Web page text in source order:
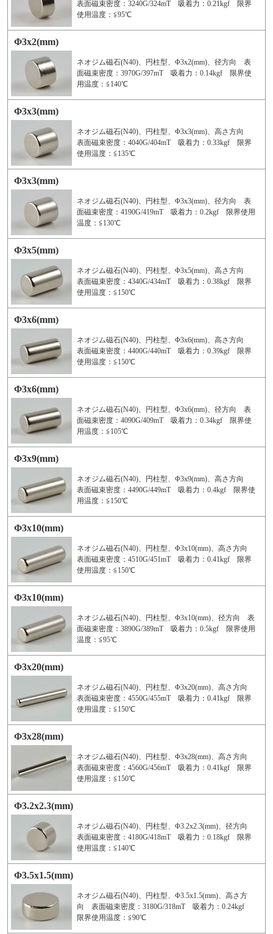
表面磁束密度：3240G/324mT 吸着力：0.21kgf 限界
使用温度：≦95℃
Φ3x2(mm)
ネオジム磁石(N40)、円柱型、Φ3x2(mm)、径方向 表
面磁束密度：3970G/397mT 吸着力：0.14kgf 限界使
用温度：≦140℃
Φ3x3(mm)
ネオジム磁石(N40)、円柱型、Φ3x3(mm)、高さ方向
表面磁束密度：4040G/404mT 吸着力：0.33kgf 限界
使用温度：≦135℃
Φ3x3(mm)
ネオジム磁石(N40)、円柱型、Φ3x3(mm)、径方向 表
面磁束密度：4190G/419mT 吸着力：0.2kgf 限界使用
温度：≦130℃
Φ3x5(mm)
ネオジム磁石(N40)、円柱型、Φ3x5(mm)、高さ方向
表面磁束密度：4340G/434mT 吸着力：0.38kgf 限界
使用温度：≦150℃
Φ3x6(mm)
ネオジム磁石(N40)、円柱型、Φ3x6(mm)、高さ方向
表面磁束密度：4400G/440mT 吸着力：0.39kgf 限界
使用温度：≦150℃
Φ3x6(mm)
ネオジム磁石(N40)、円柱型、Φ3x6(mm)、径方向 表
面磁束密度：4090G/409mT 吸着力：0.34kgf 限界使
用温度：≦105℃
Φ3x9(mm)
ネオジム磁石(N40)、円柱型、Φ3x9(mm)、高さ方向
表面磁束密度：4490G/449mT 吸着力：0.4kgf 限界使
用温度：≦150℃
Φ3x10(mm)
ネオジム磁石(N40)、円柱型、Φ3x10(mm)、高さ方向
表面磁束密度：4510G/451mT 吸着力：0.41kgf 限界
使用温度：≦150℃
Φ3x10(mm)
ネオジム磁石(N40)、円柱型、Φ3x10(mm)、径方向 表
面磁束密度：3890G/389mT 吸着力：0.5kgf 限界使用
温度：≦95℃
Φ3x20(mm)
ネオジム磁石(N40)、円柱型、Φ3x20(mm)、高さ方向
表面磁束密度：4550G/455mT 吸着力：0.41kgf 限界
使用温度：≦150℃
Φ3x28(mm)
ネオジム磁石(N40)、円柱型、Φ3x28(mm)、高さ方向
表面磁束密度：4560G/456mT 吸着力：0.41kgf 限界
使用温度：≦150℃
Φ3.2x2.3(mm)
ネオジム磁石(N40)、円柱型、Φ3.2x2.3(mm)、径方向
表面磁束密度：4180G/418mT 吸着力：0.18kgf 限界
使用温度：≦140℃
Φ3.5x1.5(mm)
ネオジム磁石(N40)、円柱型、Φ3.5x1.5(mm)、高さ方
向 表面磁束密度：3180G/318mT 吸着力：0.24kgf
限界使用温度：≦90℃